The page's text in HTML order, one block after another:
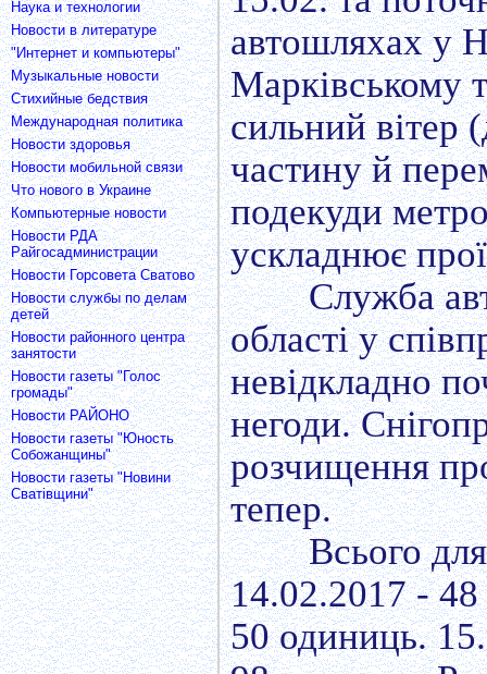
Наука и технологии
Новости в литературе
"Интернет и компьютеры"
Музыкальные новости
Cтихийные бедствия
Международная политика
Новости здоровья
Новости мобильной связи
Что нового в Украине
Компьютерные новости
Новости РДА
Райгосадминистрации
Новости Горсовета Сватово
Новости службы по делам
детей
Новости районного центра
занятости
Новости газеты "Голос
громады"
Новости РАЙОНО
Новости газеты "Юность
Собожанщины"
Новости газеты "Новини
Сватівщини"
автошляхах у
Марківському
сильний вітер
частину й
подекуди
ускладнює
Служба
області у
невідкладно
негоди.
розчищення
тепер.
Всього
14.02.2017 - 48
50 одиниць.